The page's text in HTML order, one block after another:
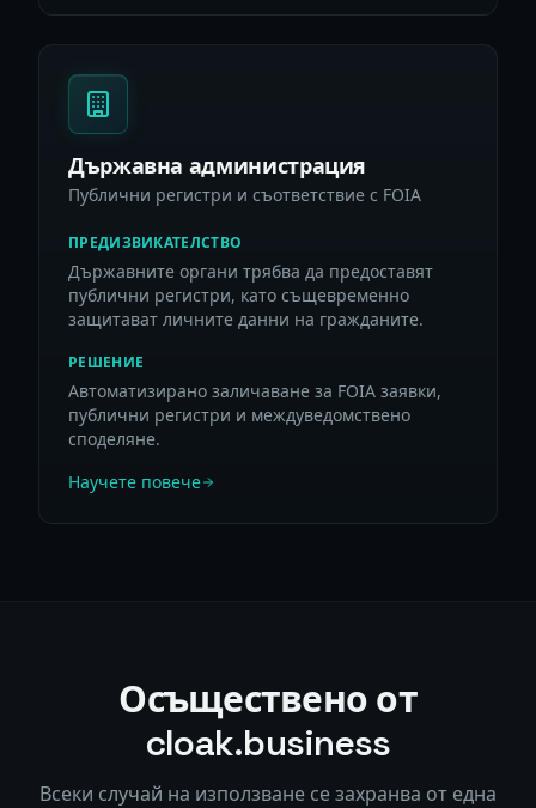
Държавна администрация
Публични регистри и съответствие с FOIA
ПРЕДИЗВИКАТЕЛСТВО
Държавните органи трябва да предоставят
публични регистри, като същевременно
защитават личните данни на гражданите.
РЕШЕНИЕ
Автоматизирано заличаване за FOIA заявки,
публични регистри и междуведомствено
споделяне.
Научете повече
Осъществено от
cloak.business
Всеки случай на използване се захранва от една